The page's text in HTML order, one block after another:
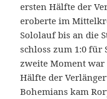
ersten Hälfte der
eroberte im
Sololauf bis an die
schloss zum 1:0 für
zweite Moment
Hälfte der
Bohemians kam